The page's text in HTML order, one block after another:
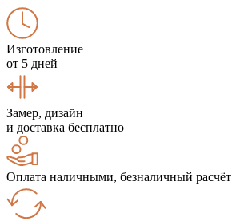
Изготовление
от 5 дней
Замер, дизайн
и доставка бесплатно
Оплата наличными, безналичный расчёт